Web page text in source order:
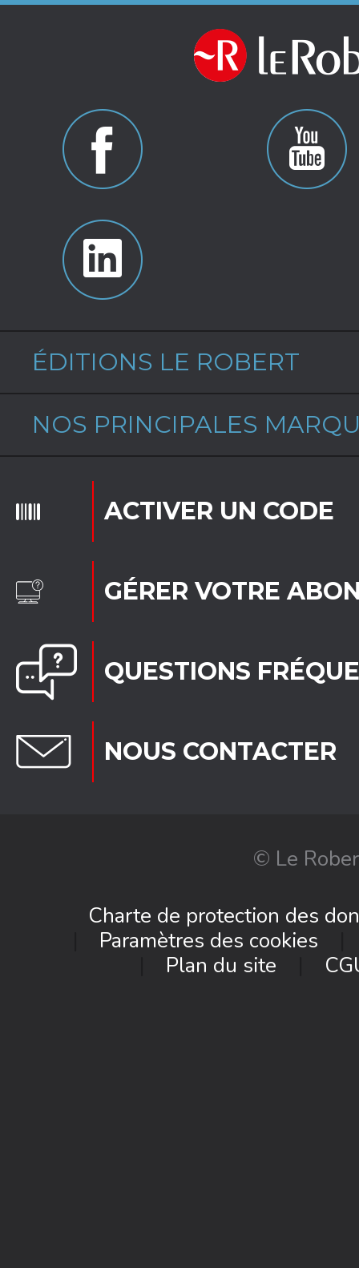
ÉDITIONS LE ROBERT
NOS PRINCIPALES
ACTIVER UN CODE
GÉRER VOTRE
QUESTIONS
NOUS CONTACTER
© Le
Charte de protection des
Paramètres des cookies
Plan du site